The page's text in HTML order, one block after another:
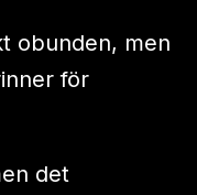
obunden, men
för
det